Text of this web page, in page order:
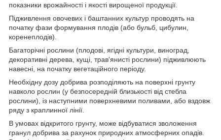
показники врожайності і якості вирощеної продукції.
Підживлення овочевих і баштанних культур проводять на
початку фази формування плодів (або бульб, цибулин,
коренеплодів).
Багаторічні рослини (плодові, ягідні культури, виноград,
декоративні дерева, кущі, трав'янисті рослини) підживлюють
навесні, на початку вегетаційного періоду.
Необхідну дозу добрива розподіляють на поверхні грунту
навколо рослин (у безпосередній близькості від стебла
рослини), із наступними поверхневими поливами, або вздовж
ряду з краплинної лінії.
В умовах відкритого грунту, може відбуватися зволоження
гранул добрива за рахунок природних атмосферних опадів.